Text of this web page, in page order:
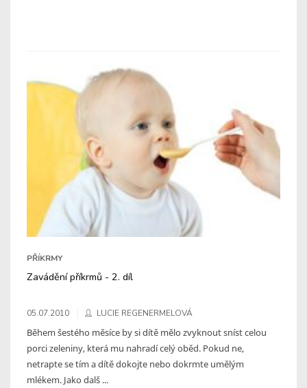
PŘÍKRMY
Zavádění příkrmů - 2. díl
05.07.2010 LUCIE REGENERMELOVÁ
Během šestého měsíce by si dítě mělo zvyknout sníst celou
porci zeleniny, která mu nahradí celý oběd. Pokud ne,
netrapte se tím a dítě dokojte nebo dokrmte umělým
mlékem. Jako dalš ...